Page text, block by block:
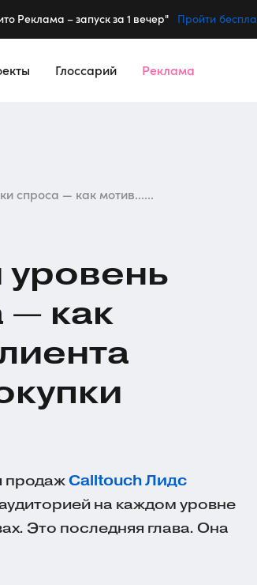
Реклама – запуск за 1 вечер" Пройти
Глоссарий Реклама
спроса — как мотив......
уровень
— как
продажCalltouch Лидс
на каждом уровне
Это последняя глава. Она